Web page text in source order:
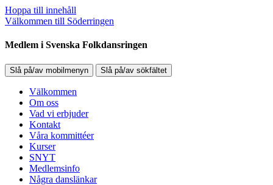
Hoppa till innehåll
Välkommen till Söderringen
Medlem i Svenska Folkdansringen
Slå på/av mobilmenyn Slå på/av sökfältet
Välkommen
Om oss
Vad vi erbjuder
Kontakt
Våra kommittéer
Kurser
SNYT
Medlemsinfo
Några danslänkar